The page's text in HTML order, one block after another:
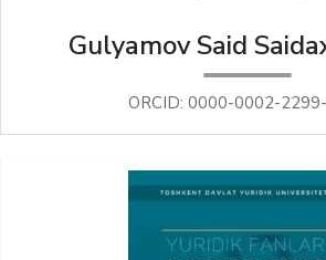
Gulyamov Said
ORCID: 0000-0002-